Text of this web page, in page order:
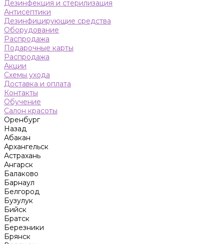
Дезинфекция и стерилизация
Антисептики
Дезинфицирующие средства
Оборудование
Распродажа
Подарочные карты
Распродажа
Акции
Схемы ухода
Доставка и оплата
Контакты
Обучение
Салон красоты
Оренбург
Назад
Абакан
Архангельск
Астрахань
Ангарск
Балаково
Барнаул
Белгород
Бузулук
Бийск
Братск
Березники
Брянск